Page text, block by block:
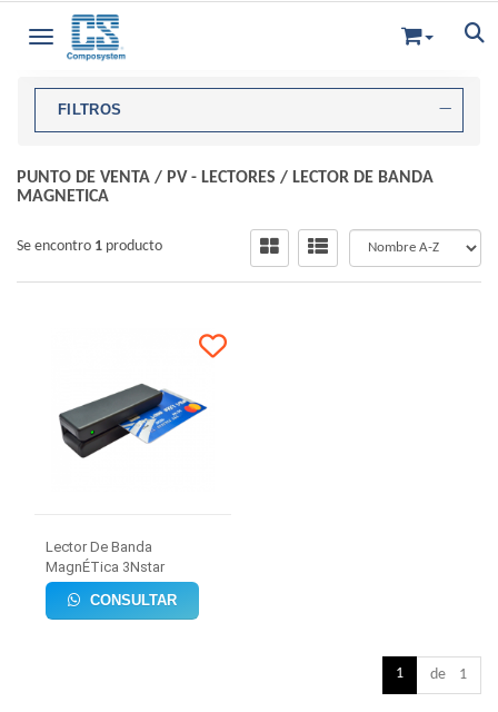
Toggle navigation
FILTROS
PUNTO DE VENTA / PV - LECTORES / LECTOR DE BANDA
MAGNETICA
Se encontro 1 producto
Lector De Banda
MagnÉTica 3Nstar
CONSULTAR
1 de 1